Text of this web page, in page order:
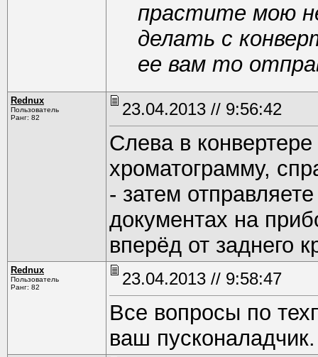
прастите мою
делать с
ее вам то
Rednux
Пользователь
Ранг: 82
23.04.2013 // 9:56:42
Слева в
хроматограмму,
- затем
документах на
вперёд от заднего
Rednux
Пользователь
Ранг: 82
23.04.2013 // 9:58:47
Все вопросы по
ваш